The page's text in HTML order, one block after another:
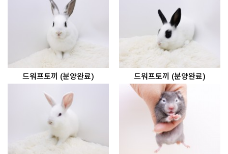
드워프토끼 (분양완료) 드워프토끼 (분양완료)